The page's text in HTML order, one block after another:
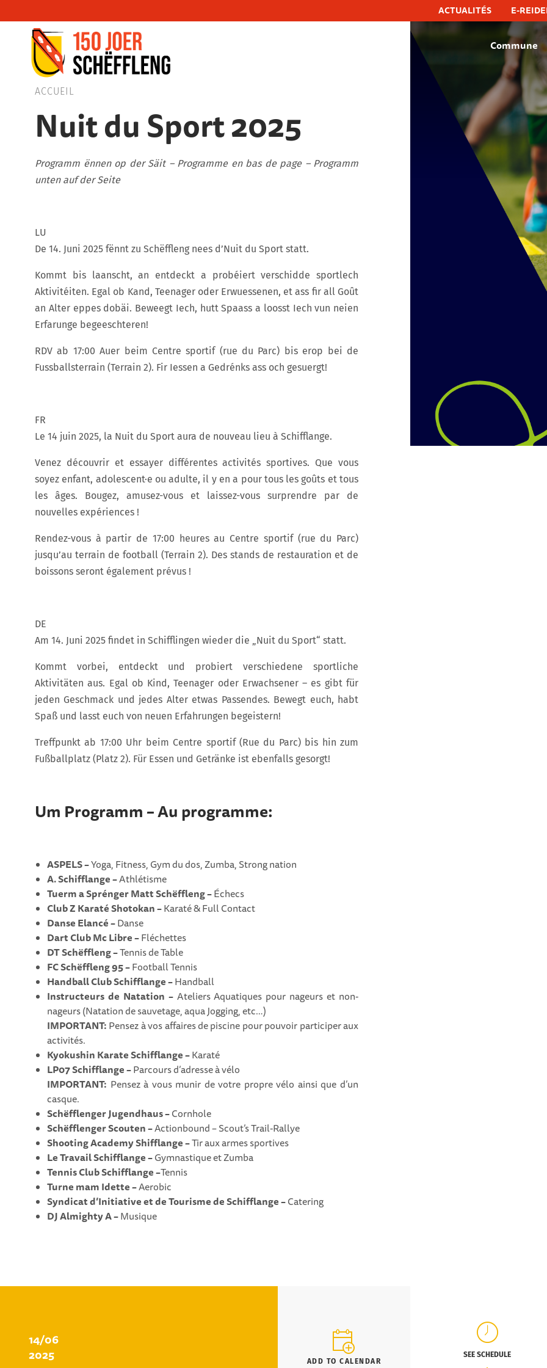
Schifflange, schifflange-logo, gemeng schëfflenge, commune de schifflange
ACTUALITÉS E-
Commune
ACCUEIL
Nuit du Sport 2025
Programm ënnen op der Säit – Programme en bas de page – Programm
unten auf der Seite
LU
De 14. Juni 2025 fënnt zu Schëffleng nees d’Nuit du Sport statt.
Kommt bis laanscht, an entdeckt a probéiert verschidde sportlech
Aktivitéiten. Egal ob Kand, Teenager oder Erwuessenen, et ass fir all Goût
an Alter eppes dobäi. Beweegt Iech, hutt Spaass a loosst Iech vun neien
Erfarunge begeeschteren!
RDV ab 17:00 Auer beim Centre sportif (rue du Parc) bis erop bei de
Fussballsterrain (Terrain 2). Fir Iessen a Gedrénks ass och gesuergt!
FR
Le 14 juin 2025, la Nuit du Sport aura de nouveau lieu à Schifflange.
Venez découvrir et essayer différentes activités sportives. Que vous
soyez enfant, adolescent·e ou adulte, il y en a pour tous les goûts et tous
les âges. Bougez, amusez-vous et laissez-vous surprendre par de
nouvelles expériences !
Rendez-vous à partir de 17:00 heures au Centre sportif (rue du Parc)
jusqu’au terrain de football (Terrain 2). Des stands de restauration et de
boissons seront également prévus !
DE
Am 14. Juni 2025 findet in Schifflingen wieder die „Nuit du Sport“ statt.
Kommt vorbei, entdeckt und probiert verschiedene sportliche
Aktivitäten aus. Egal ob Kind, Teenager oder Erwachsener – es gibt für
jeden Geschmack und jedes Alter etwas Passendes. Bewegt euch, habt
Spaß und lasst euch von neuen Erfahrungen begeistern!
Treffpunkt ab 17:00 Uhr beim Centre sportif (Rue du Parc) bis hin zum
Fußballplatz (Platz 2). Für Essen und Getränke ist ebenfalls gesorgt!
Um Programm – Au programme:
ASPELS –Yoga, Fitness, Gym du dos, Zumba, Strong nation
A. Schifflange –Athlétisme
Tuerm a Sprénger Matt Schëffleng –Échecs
Club Z Karaté Shotokan –Karaté & Full Contact
Danse Elancé –Danse
Dart Club Mc Libre –Fléchettes
DT Schëffleng –Tennis de Table
FC Schëffleng 95 –Football Tennis
Handball Club Schifflange –Handball
Instructeurs de Natation –Ateliers Aquatiques pour nageurs et non-
nageurs (Natation de sauvetage, aqua Jogging, etc…)
IMPORTANT: Pensez à vos affaires de piscine pour pouvoir participer aux
activités.
Kyokushin Karate Schifflange –Karaté
LP07 Schifflange –Parcours d’adresse à vélo
IMPORTANT: Pensez à vous munir de votre propre vélo ainsi que d’un
casque.
Schëfflenger Jugendhaus –Cornhole
Schëfflenger Scouten –Actionbound – Scout’s Trail-Rallye
Shooting Academy Shifflange –Tir aux armes sportives
Le Travail Schifflange –Gymnastique et Zumba
Tennis Club Schifflange –Tennis
Turne mam Idette –Aerobic
Syndicat d’Initiative et de Tourisme de Schifflange –Catering
DJ Almighty A –Musique
14/06
2025
ADD TO CALENDAR
SEE SCHEDULE